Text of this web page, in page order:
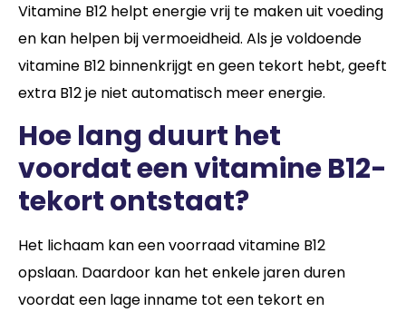
Vitamine B12 helpt energie vrij te maken uit voeding
en kan helpen bij vermoeidheid. Als je voldoende
vitamine B12 binnenkrijgt en geen tekort hebt, geeft
extra B12 je niet automatisch meer energie.
Hoe lang duurt het
voordat een vitamine B12-
tekort ontstaat?
Het lichaam kan een voorraad vitamine B12
opslaan. Daardoor kan het enkele jaren duren
voordat een lage inname tot een tekort en